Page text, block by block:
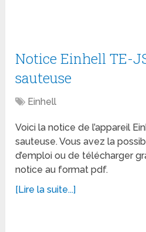
Notice Einhell TE-
sauteuse
Einhell
Voici la notice de l’appareil
sauteuse. Vous avez la
d’emploi ou de télécharger
notice au format pdf.
[Lire la suite...]